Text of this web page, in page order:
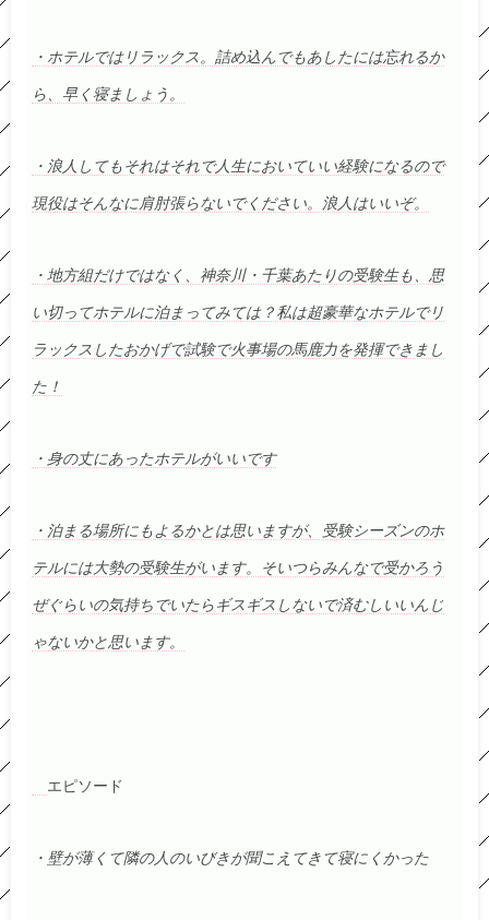
・ホテルではリラックス。詰め込んでもあしたには忘れるか
ら、早く寝ましょう。
・浪人してもそれはそれで人生においていい経験になるので
現役はそんなに肩肘張らないでください。浪人はいいぞ。
・地方組だけではなく、神奈川・千葉あたりの受験生も、思
い切ってホテルに泊まってみては？私は超豪華なホテルでリ
ラックスしたおかげで試験で火事場の馬鹿力を発揮できまし
た！
・身の丈にあったホテルがいいです
・泊まる場所にもよるかとは思いますが、受験シーズンのホ
テルには大勢の受験生がいます。そいつらみんなで受かろう
ぜぐらいの気持ちでいたらギスギスしないで済むしいいんじ
ゃないかと思います。
エピソード
・壁が薄くて隣の人のいびきが聞こえてきて寝にくかった